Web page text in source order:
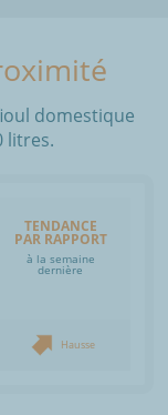
domestique
litres.
TENDANCE
PAR RAPPORT
à la semaine
dernière
Hausse